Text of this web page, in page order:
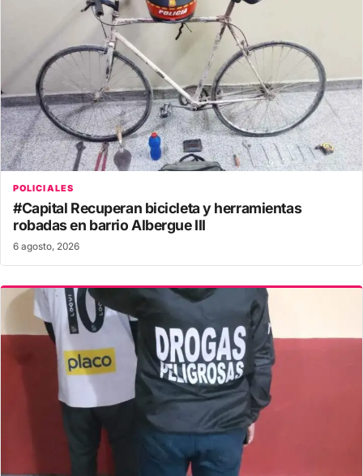
POLICIALES
#Capital Recuperan bicicleta y herramientas
robadas en barrio Albergue III
6 agosto, 2026